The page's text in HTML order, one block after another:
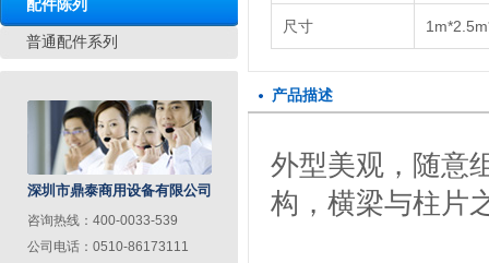
配件陈列
普通配件系列
深圳市鼎泰商用设备有限公司
咨询热线：400-0033-539
公司电话：0510-86173111
尺寸
产品描述
外型美观，随意
构，横梁与柱片